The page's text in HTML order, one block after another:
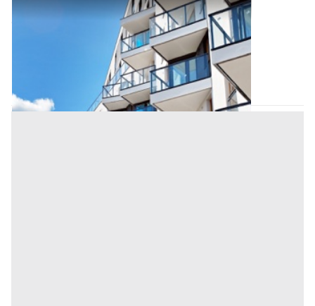
Abitazione di Tipo Civile all'asta a Salerno
(Salerno)
166.642 €
AM3310185